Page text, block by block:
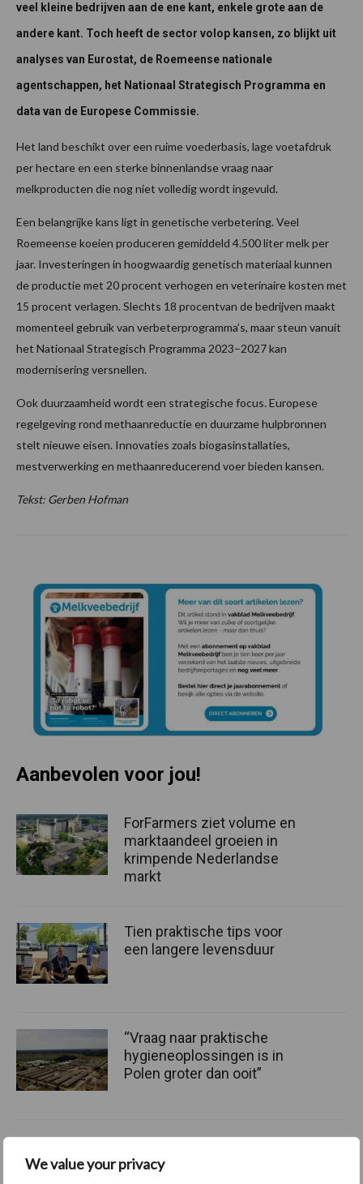
We value your privacy
veel kleine bedrijven aan de ene kant, enkele grote aan de
andere kant. Toch heeft de sector volop kansen, zo blijkt uit
analyses van Eurostat, de Roemeense nationale
agentschappen, het Nationaal Strategisch Programma en
data van de Europese Commissie.
Het land beschikt over een ruime voederbasis, lage voetafdruk
per hectare en een sterke binnenlandse vraag naar
melkproducten die nog niet volledig wordt ingevuld.
Een belangrijke kans ligt in genetische verbetering. Veel
Roemeense koeien produceren gemiddeld 4.500 liter melk per
jaar. Investeringen in hoogwaardig genetisch materiaal kunnen
de productie met 20 procent verhogen en veterinaire kosten met
15 procent verlagen. Slechts 18 procentvan de bedrijven maakt
momenteel gebruik van verbeterprogramma’s, maar steun vanuit
het Nationaal Strategisch Programma 2023–2027 kan
modernisering versnellen.
Ook duurzaamheid wordt een strategische focus. Europese
regelgeving rond methaanreductie en duurzame hulpbronnen
stelt nieuwe eisen. Innovaties zoals biogasinstallaties,
mestverwerking en methaanreducerend voer bieden kansen.
Tekst: Gerben Hofman
Aanbevolen voor jou!
ForFarmers ziet volume en
marktaandeel groeien in
krimpende Nederlandse
markt
Tien praktische tips voor
een langere levensduur
“Vraag naar praktische
hygieneoplossingen is in
Polen groter dan ooit”
Themapagina's